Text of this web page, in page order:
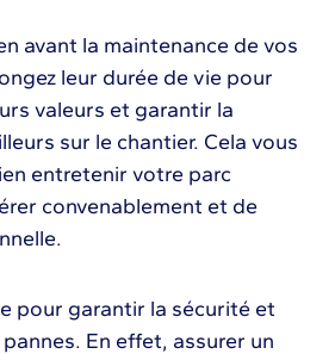
avant la maintenance de vos
leur durée de vie pour
valeurs et garantir la
sur le chantier. Cela vous
entretenir votre parc
convenablement et de
pour garantir la sécurité et
En effet, assurer un